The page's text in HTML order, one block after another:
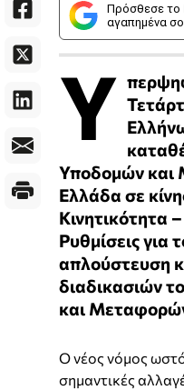
Πρόσθεσε το
αγαπημένα
Υ
Υποδομών και
Ελλάδα σε
Κινητικότητα
Ρυθμίσεις για
απλούστευση
διαδικασιών
και
Ο νέος νόμος
σημαντικές